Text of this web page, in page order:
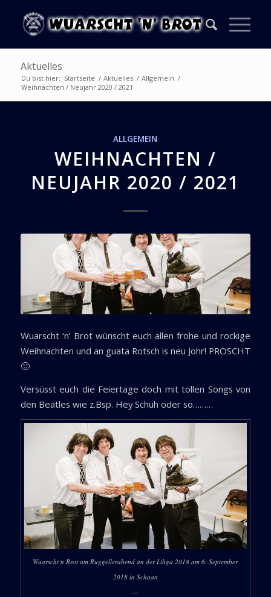
Aktuelles
Du bist hier: Startseite / Aktuelles / Allgemein /
Weihnachten / Neujahr 2020 / 2021
ALLGEMEIN
WEIHNACHTEN /
NEUJAHR 2020 / 2021
Wuarscht ‘n’ Brot wünscht euch allen frohe und rockige
Weihnachten und an guata Rotsch is neu Johr! PROSCHT
🙂
Versüsst euch die Feiertage doch mit tollen Songs von
den Beatles wie z.Bsp. Hey Schuh oder so………
Wuarscht n Brot am Ruggellerabend an der Lihga 2018 am 6. September
2018 in Schaan
—